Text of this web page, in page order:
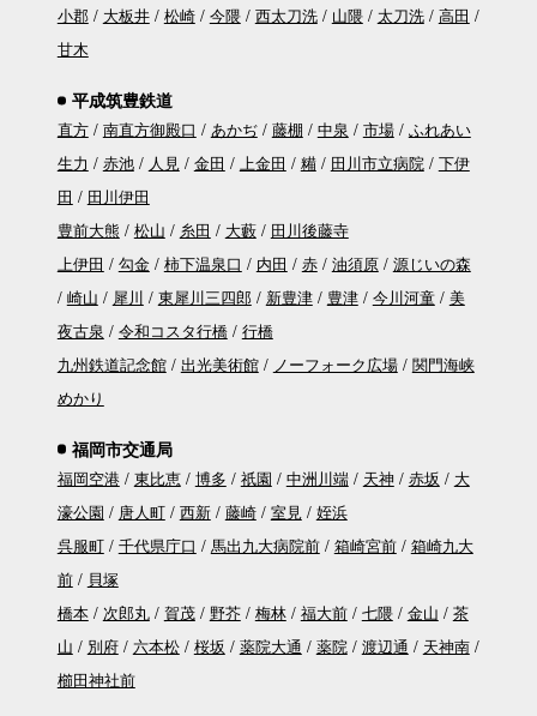
小郡 大板井 松崎 今隈 西太刀洗 山隈 太刀洗
高田
甘木
平成筑豊鉄道
直方 南直方御殿口 あかぢ 藤棚 中泉 市場
ふれあい
生力
赤池 人見 金田 上金田 糒 田川市立病院
下伊
田
田川伊田
豊前大熊
松山 糸田 大藪
田川後藤寺
上伊田
勾金 柿下温泉口 内田 赤 油須原
源じいの森
崎山
犀川 東犀川三四郎 新豊津 豊津 今川河童
美
夜古泉
令和コスタ行橋
行橋
九州鉄道記念館
出光美術館 ノーフォーク広場
関門海峡
めかり
福岡市交通局
福岡空港 東比恵 博多 祇園 中洲川端 天神 赤坂
大
濠公園
唐人町 西新 藤崎 室見
姪浜
呉服町
千代県庁口 馬出九大病院前 箱崎宮前
箱崎九大
前
貝塚
橋本
次郎丸 賀茂 野芥 梅林 福大前 七隈 金山
茶
山
別府 六本松 桜坂 薬院大通 薬院 渡辺通
天神南
櫛田神社前